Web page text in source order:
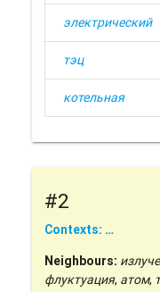
электрический
тэц
котельная
#2
Contexts: …
Neighbours:
флуктуация, атом,